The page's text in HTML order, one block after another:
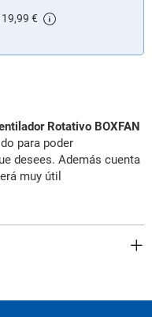
19,99 €
Rotativo BOXFAN
para poder
desees. Además cuenta
muy útil